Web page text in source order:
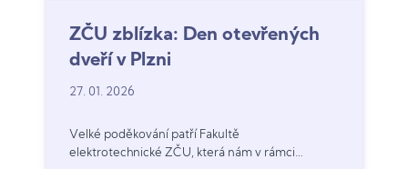
ZČU zblízka: Den otevřených
dveří v Plzni
27. 01. 2026
Velké poděkování patří Fakultě
elektrotechnické ZČU, která nám v rámci